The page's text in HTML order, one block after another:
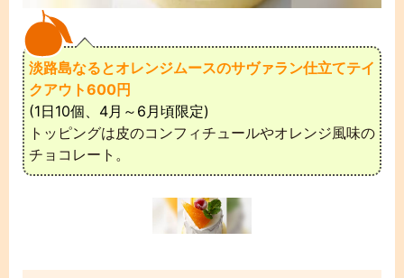
淡路島なるとオレンジムースのサヴァラン仕立てテイ
クアウト600円
(1日10個、4月～6月頃限定)
トッピングは皮のコンフィチュールやオレンジ風味の
チョコレート。